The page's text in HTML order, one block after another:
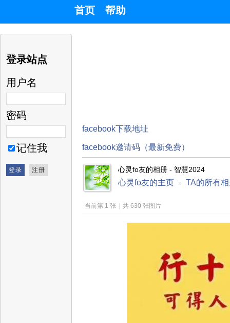
首页 帮助
登录站点
用户名
密码
记住我
facebook下载地址
facebook邀请码（最新免费）
心灵fo友的相册 - 智慧2024
心灵fo友的主页 » TA的所有
当前第 1 张 共 630 张图片